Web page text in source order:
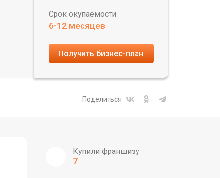
Срок окупаемости
6-12 месяцев
Получить бизнес-план
Поделиться
Купили франшизу
7